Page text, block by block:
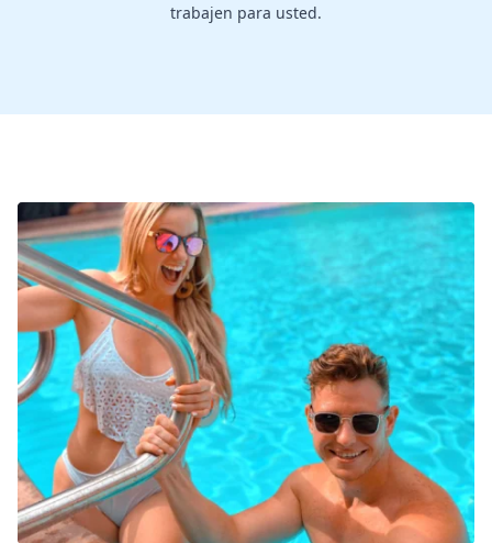
trabajen para usted.